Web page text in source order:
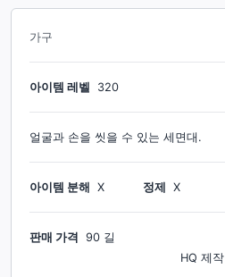
가구
아이템 레벨 320
얼굴과 손을 씻을 수 있는 세면대.
아이템 분해 X 정제 X
판매 가격
90 길
HQ 제작